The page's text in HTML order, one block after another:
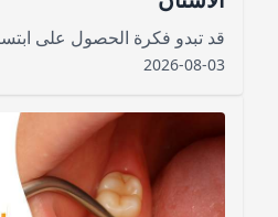
2026-08-03